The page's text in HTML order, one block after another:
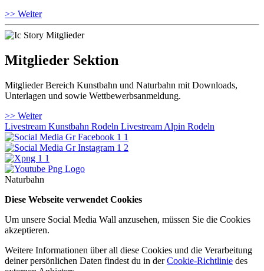
>> Weiter
Mitglieder Sektion
Mitglieder Bereich Kunstbahn und Naturbahn mit Downloads,
Unterlagen und sowie Wettbewerbsanmeldung.
>> Weiter
Livestream Kunstbahn Rodeln Livestream Alpin Rodeln
Naturbahn
Diese Webseite verwendet Cookies
Um unsere Social Media Wall anzusehen, müssen Sie die Cookies
akzeptieren.
Weitere Informationen über all diese Cookies und die Verarbeitung
deiner persönlichen Daten findest du in derCookie-Richtlinie des